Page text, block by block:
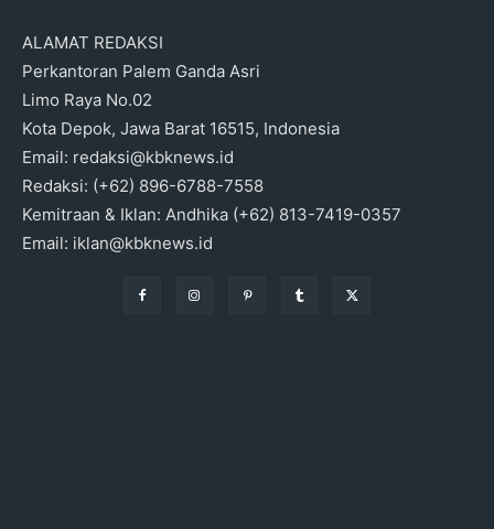
ALAMAT REDAKSI
Perkantoran Palem Ganda Asri
Limo Raya No.02
Kota Depok, Jawa Barat 16515, Indonesia
Email: redaksi@kbknews.id
Redaksi: (+62) 896-6788-7558
Kemitraan & Iklan: Andhika (+62) 813-7419-0357
Email: iklan@kbknews.id